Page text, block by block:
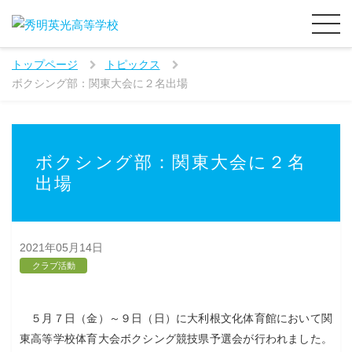
トップページ
トピックス
ボクシング部：関東大会に２名出場
ボクシング部：関東大会に２名
出場
2021年05月14日
クラブ活動
５月７日（金）～９日（日）に大利根文化体育館において関
東高等学校体育大会ボクシング競技県予選会が行われました。